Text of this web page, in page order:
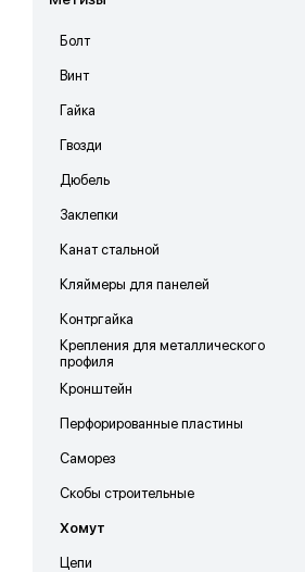
Болт
Винт
Гайка
Гвозди
Дюбель
Заклепки
Канат стальной
Кляймеры для панелей
Контргайка
Крепления для металлического
профиля
Кронштейн
Перфорированные пластины
Саморез
Скобы строительные
Хомут
Цепи